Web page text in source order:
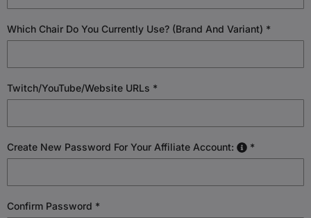
Which Chair Do You Currently Use? (Brand And Variant) *
Twitch/YouTube/Website URLs *
Create New Password For Your Affiliate Account: *
Confirm Password *